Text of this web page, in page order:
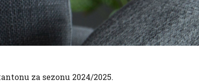
za sezonu 2024/2025.